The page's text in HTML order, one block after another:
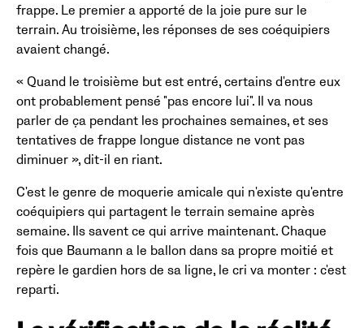
frappe. Le premier a apporté de la joie pure sur le
terrain. Au troisième, les réponses de ses coéquipiers
avaient changé.
« Quand le troisième but est entré, certains d'entre eux
ont probablement pensé "pas encore lui". Il va nous
parler de ça pendant les prochaines semaines, et ses
tentatives de frappe longue distance ne vont pas
diminuer », dit-il en riant.
C'est le genre de moquerie amicale qui n'existe qu'entre
coéquipiers qui partagent le terrain semaine après
semaine. Ils savent ce qui arrive maintenant. Chaque
fois que Baumann a le ballon dans sa propre moitié et
repère le gardien hors de sa ligne, le cri va monter : c'est
reparti.